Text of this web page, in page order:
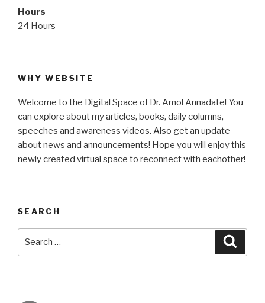
Hours
24 Hours
WHY WEBSITE
Welcome to the Digital Space of Dr. Amol Annadate! You
can explore about my articles, books, daily columns,
speeches and awareness videos. Also get an update
about news and announcements! Hope you will enjoy this
newly created virtual space to reconnect with eachother!
SEARCH